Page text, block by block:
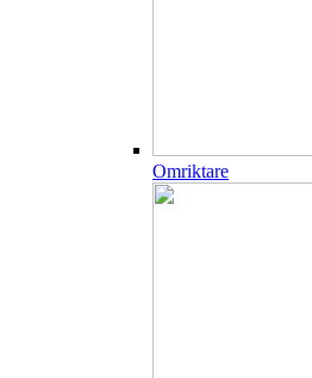
Omriktare